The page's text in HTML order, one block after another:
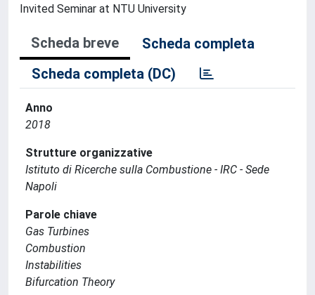
Invited Seminar at NTU University
Scheda breve
Scheda completa
Scheda completa (DC)
Anno
2018
Strutture organizzative
Istituto di Ricerche sulla Combustione - IRC - Sede
Napoli
Parole chiave
Gas Turbines
Combustion
Instabilities
Bifurcation Theory